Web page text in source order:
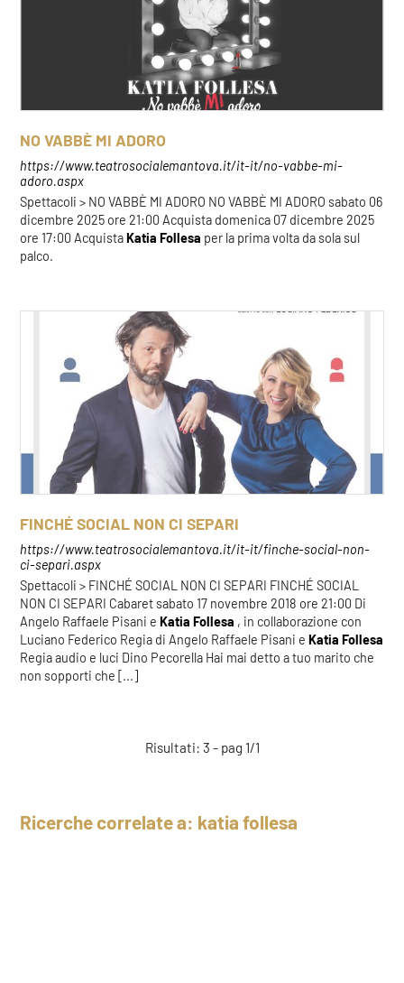
NO VABBÈ MI ADORO
https://www.teatrosocialemantova.it/it-it/no-vabbe-mi-
adoro.aspx
Spettacoli > NO VABBÈ MI ADORO NO VABBÈ MI ADORO sabato 06
dicembre 2025 ore 21:00 Acquista domenica 07 dicembre 2025
ore 17:00 AcquistaKatia Follesa per la prima volta da sola sul
palco.
FINCHÉ SOCIAL NON CI SEPARI
https://www.teatrosocialemantova.it/it-it/finche-social-non-
ci-separi.aspx
Spettacoli > FINCHÉ SOCIAL NON CI SEPARI FINCHÉ SOCIAL
NON CI SEPARI Cabaret sabato 17 novembre 2018 ore 21:00 Di
Angelo Raffaele Pisani eKatia Follesa , in collaborazione con
Luciano Federico Regia di Angelo Raffaele Pisani eKatia Follesa
Regia audio e luci Dino Pecorella Hai mai detto a tuo marito che
non sopporti che [...]
Risultati: 3 - pag 1/1
Ricerche correlate a: katia follesa